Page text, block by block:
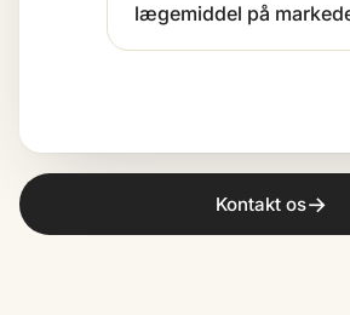
lægemiddel på
Kontakt os→